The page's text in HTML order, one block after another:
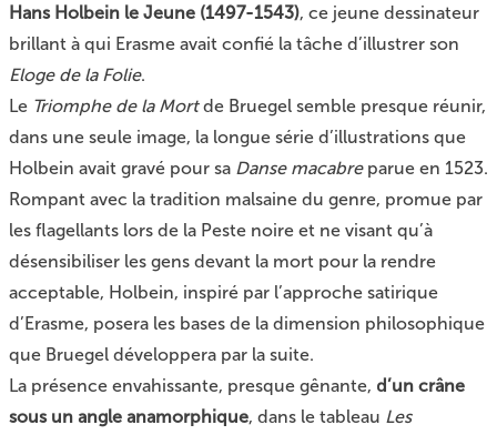
Hans Holbein le Jeune (1497-1543), ce jeune dessinateur
brillant à qui Erasme avait confié la tâche d’illustrer son
Eloge de la Folie.
Le Triomphe de la Mortde Bruegel semble presque réunir,
dans une seule image, la longue série d’illustrations que
Holbein avait gravé pour sa Danse macabreparue en 1523.
Rompant avec la tradition malsaine du genre, promue par
les flagellants lors de la Peste noire et ne visant qu’à
désensibiliser les gens devant la mort pour la rendre
acceptable, Holbein, inspiré par l’approche satirique
d’Erasme, posera les bases de la dimension philosophique
que Bruegel développera par la suite.
La présence envahissante, presque gênante, d’un crâne
sous un angle anamorphique, dans le tableau Les